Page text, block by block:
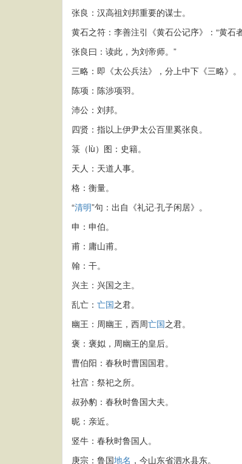
张良：汉高祖刘邦重要的谋士。
黄石之符：李善注引《黄石公记序》：“黄石
张良曰：读此，为刘帝师。”
三略：即《太公兵法》，分上中下《三略》。
陈项：陈涉项羽。
沛公：刘邦。
四贤：指以上伊尹太公百里奚张良。
箓（lù）图：史籍。
天人：天道人事。
格：衡量。
“清明”句：出自《礼记·孔子闲居》。
申：申伯。
甫：庸山甫。
翰：干。
兴主：兴国之主。
乱亡： 亡国之君。
幽王：周幽王，西周亡国之君。
褒：褒姒，周幽王的皇后。
曹伯阳：春秋时曹国国君。
社宫：祭祀之所。
叔孙豹：春秋时鲁国大夫。
昵：亲近。
竖牛：春秋时鲁国人。
庚宗：鲁国地名 ，今山东省泗水县东。